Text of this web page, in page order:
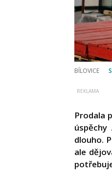
BÍLOVICE
Prodala
dlouho.
ale